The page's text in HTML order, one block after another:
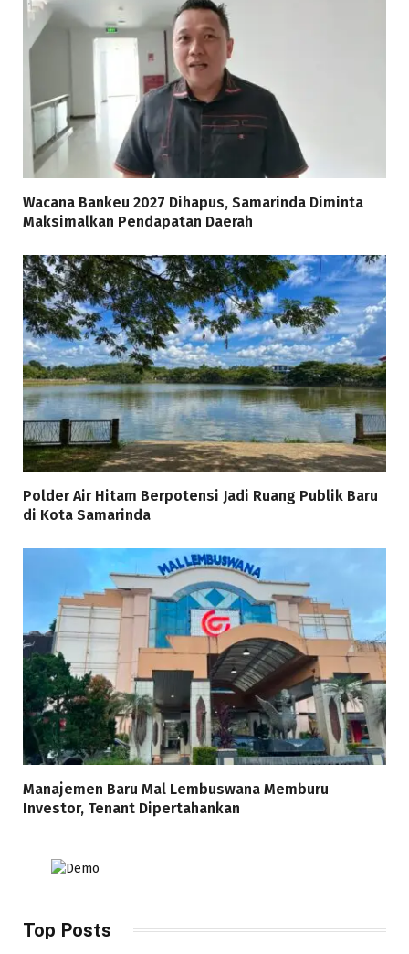
Wacana Bankeu 2027 Dihapus, Samarinda Diminta
Maksimalkan Pendapatan Daerah
Polder Air Hitam Berpotensi Jadi Ruang Publik Baru
di Kota Samarinda
Manajemen Baru Mal Lembuswana Memburu
Investor, Tenant Dipertahankan
Top Posts